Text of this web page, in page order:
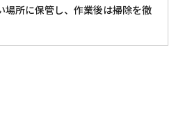
場所に保管し、作業後は掃除を徹